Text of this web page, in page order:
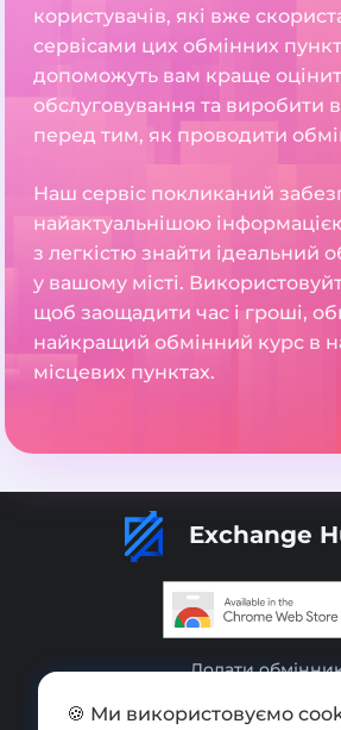
користувачів, які вже
сервісами цих обмінних
допоможуть вам краще
обслуговування та виробити
перед тим, як проводити
Наш сервіс покликаний
найактуальнішою
з легкістю знайти ідеальний
у вашому місті.
щоб заощадити час і гроші,
найкращий обмінний курс в
місцевих пунктах.
Exchange
Додати
Мапа сайту
🍪 Ми використовуємо